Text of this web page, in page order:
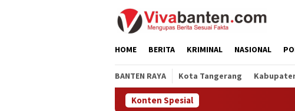
HOME BERITA KRIMINAL NASIONAL
BANTEN RAYA Kota Tangerang
Konten Spesial